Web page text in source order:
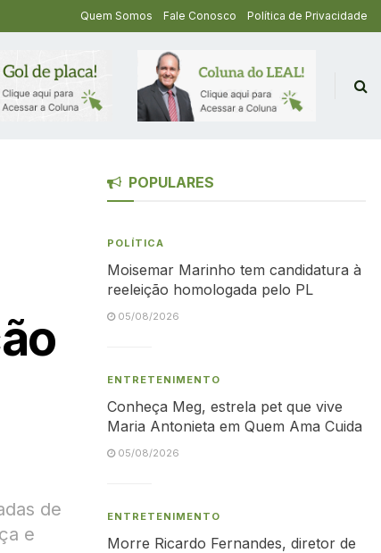
Quem Somos Fale Conosco Política de Privacidade
de
e
POPULARES
POLÍTICA
Moisemar Marinho tem candidatura à
reeleição homologada pelo PL
05/08/2026
ENTRETENIMENTO
Conheça Meg, estrela pet que vive
Maria Antonieta em Quem Ama Cuida
05/08/2026
ENTRETENIMENTO
Morre Ricardo Fernandes, diretor de